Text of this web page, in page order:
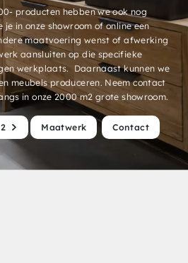
producten hebben we ook nog
in onze showroom of online een
maatvoering wenst of afwerking
aansluiten op die specifieke
werkplaats. Daarnaast kunnen we
meubels produceren. Neem contact
in onze 2000 m2 grote showroom.
Maatwerk Contact